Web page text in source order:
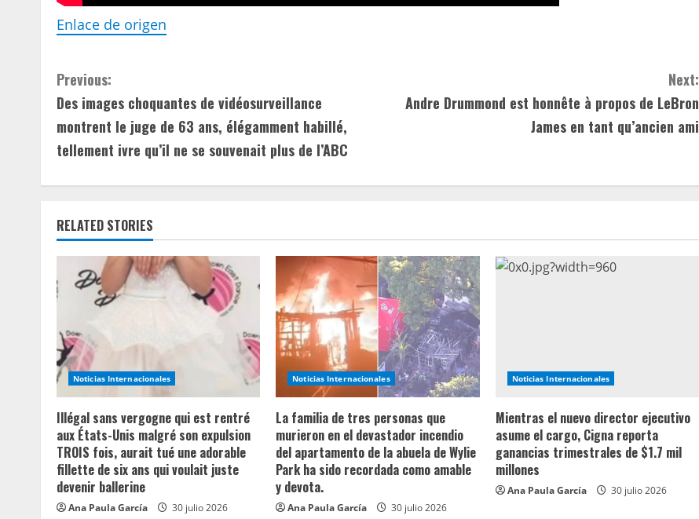
Enlace de origen
C
o
n
t
i
n
u
R
e
a
d
i
n
Previous:
Des images choquantes de vidéosurveillance
montrent le juge de 63 ans, élégamment habillé,
tellement ivre qu’il ne se souvenait plus de l’ABC
Next:
Andre Drummond est honnête à propos de LeBron
James en tant qu’ancien ami
RELATED STORIES
Noticias Internacionales
Illégal sans vergogne qui est rentré
aux États-Unis malgré son expulsion
TROIS fois, aurait tué une adorable
fillette de six ans qui voulait juste
devenir ballerine
Ana Paula García 30 julio 2026
Noticias Internacionales
La familia de tres personas que
murieron en el devastador incendio
del apartamento de la abuela de Wylie
Park ha sido recordada como amable
y devota.
Ana Paula García 30 julio 2026
Noticias Internacionales
Mientras el nuevo director ejecutivo
asume el cargo, Cigna reporta
ganancias trimestrales de $1.7 mil
millones
Ana Paula García 30 julio 2026